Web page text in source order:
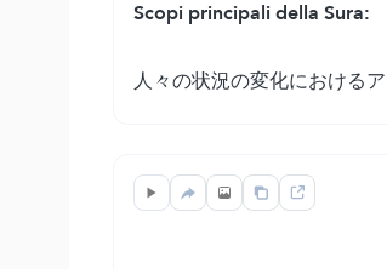
Scopi principali della Sura:
人々の状況の変化における